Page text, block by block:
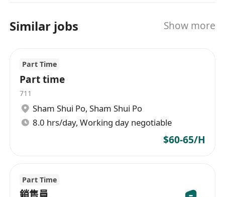
交易服務！
Similar jobs Show more
Part Time
Part time
711
Sham Shui Po, Sham Shui Po
8.0 hrs/day, Working day negotiable
$60-65/H
Part Time